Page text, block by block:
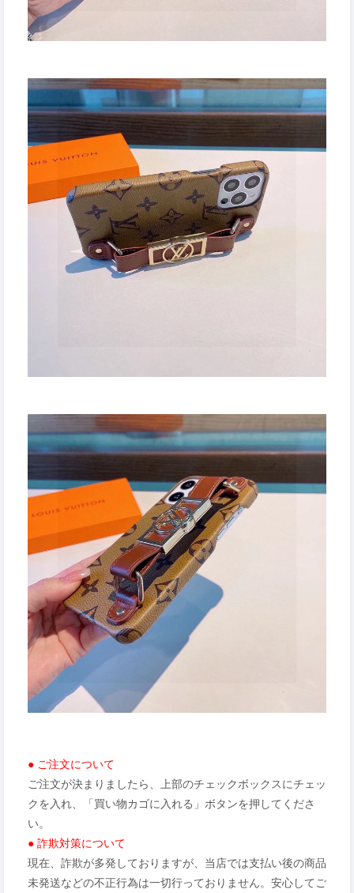
● ご注文について
ご注文が決まりましたら、上部のチェックボックスにチェッ
クを入れ、「買い物カゴに入れる」ボタンを押してくださ
い。
● 詐欺対策について
現在、詐欺が多発しておりますが、当店では支払い後の商品
未発送などの不正行為は一切行っておりません。安心してご